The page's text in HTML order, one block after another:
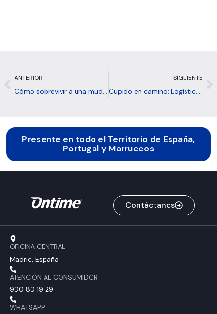
PrevANTERIOR SIGUIENTE
Cupido en camino: Logística por San Valentín
Presente en todo el Territorio de España,
Portugal y Marruecos
Contáctanos
OFICINA CENTRAL
Madrid, España
ATENCIÓN AL CONSUMIDOR
900 80 19 29
WHATSAPP